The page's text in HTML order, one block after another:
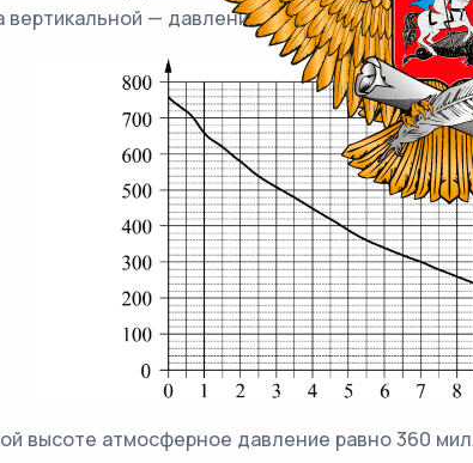
— давление в миллиметрах
высоте атмосферное давление равно 360